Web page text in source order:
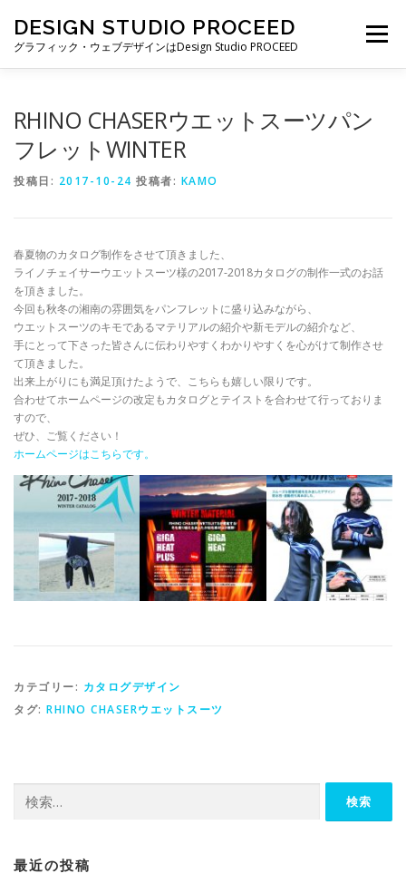
DESIGN STUDIO PROCEED
グラフィック・ウェブデザインはDesign Studio PROCEED
メニュー
RHINO CHASERウエットスーツパン
フレットWINTER
投稿日: 2017-10-24 投稿者: KAMO
春夏物のカタログ制作をさせて頂きました、
ライノチェイサーウエットスーツ様の2017-2018カタログの制作一式のお話
を頂きました。
今回も秋冬の湘南の雰囲気をパンフレットに盛り込みながら、
ウエットスーツのキモであるマテリアルの紹介や新モデルの紹介など、
手にとって下さった皆さんに伝わりやすくわかりやすくを心がけて制作させ
て頂きました。
出来上がりにも満足頂けたようで、こちらも嬉しい限りです。
合わせてホームページの改定もカタログとテイストを合わせて行っておりま
すので、
ぜひ、ご覧ください！
ホームページはこちらです。
カテゴリー: カタログデザイン
タグ: RHINO CHASERウエットスーツ
索:
最近の投稿